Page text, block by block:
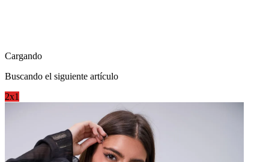
Cargando
Buscando el siguiente artículo
2x1